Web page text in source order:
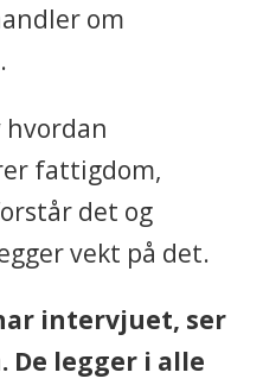
om
hvordan
fattigdom,
det og
vekt på det.
intervjuet, ser
legger i alle